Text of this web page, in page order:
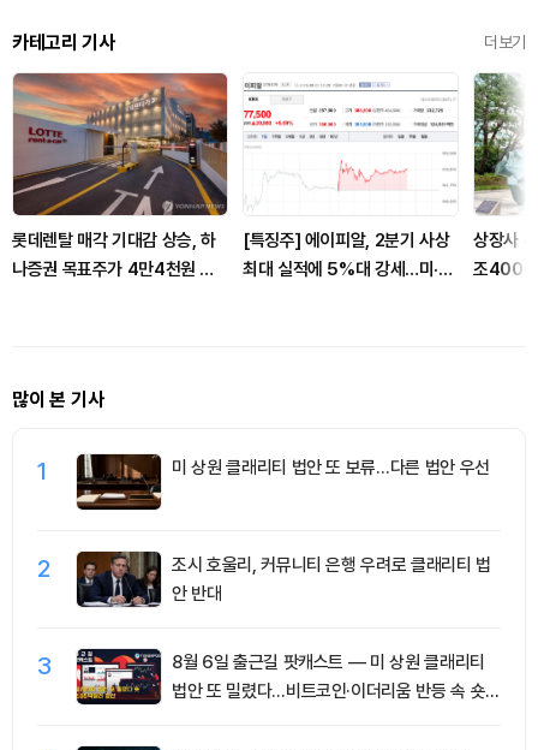
카테고리 기사 더보기
롯데렌탈 매각 기대감 상승, 하
나증권 목표주가 4만4천원 상
[특징주] 에이피알, 2분기 사상
최대 실적에 5%대 강세…미·유
상장사
조4000
많이 본 기사
1 미 상원 클래리티 법안 또 보류…다른 법안 우선
2
조시 호울리, 커뮤니티 은행 우려로 클래리티 법
안 반대
3
8월 6일 출근길 팟캐스트 — 미 상원 클래리티
법안 또 밀렸다…비트코인·이더리움 반등 속 숏